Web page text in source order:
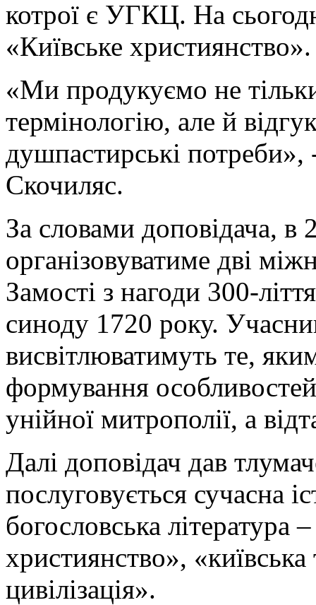
котрої є УГКЦ. На
«Київське християнство».
«Ми продукуємо не
термінологію, але й
душпастирські потреби»,
Скочиляс.
За словами доповідача,
організовуватиме дві
Замості з нагоди 300-
синоду 1720 року.
висвітлюватимуть те,
формування
унійної митрополії, а
Далі доповідач дав
послуговується сучасна
богословська література
християнство», «київська
цивілізація».